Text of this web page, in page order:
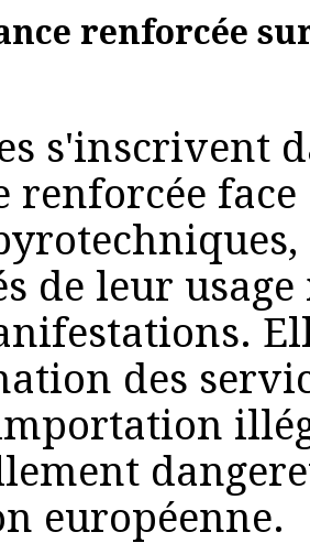
renforcée
s'inscrivent
renforcée
de leur
des
européenne.